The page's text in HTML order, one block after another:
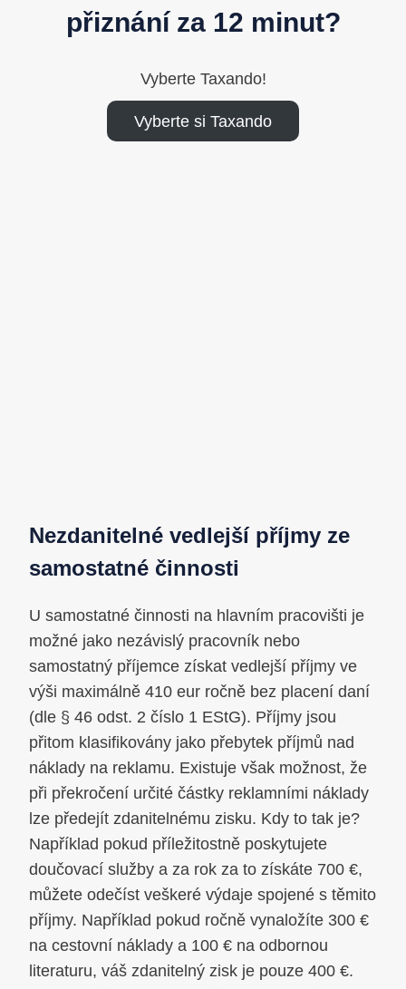
přiznání za 12 minut?
Vyberte Taxando!
Vyberte si Taxando
Nezdanitelné vedlejší příjmy ze
samostatné činnosti
U samostatné činnosti na hlavním pracovišti je
možné jako nezávislý pracovník nebo
samostatný příjemce získat vedlejší příjmy ve
výši maximálně 410 eur ročně bez placení daní
(dle § 46 odst. 2 číslo 1 EStG). Příjmy jsou
přitom klasifikovány jako přebytek příjmů nad
náklady na reklamu. Existuje však možnost, že
při překročení určité částky reklamními náklady
lze předejít zdanitelnému zisku. Kdy to tak je?
Například pokud příležitostně poskytujete
doučovací služby a za rok za to získáte 700 €,
můžete odečíst veškeré výdaje spojené s těmito
příjmy. Například pokud ročně vynaložíte 300 €
na cestovní náklady a 100 € na odbornou
literaturu, váš zdanitelný zisk je pouze 400 €.